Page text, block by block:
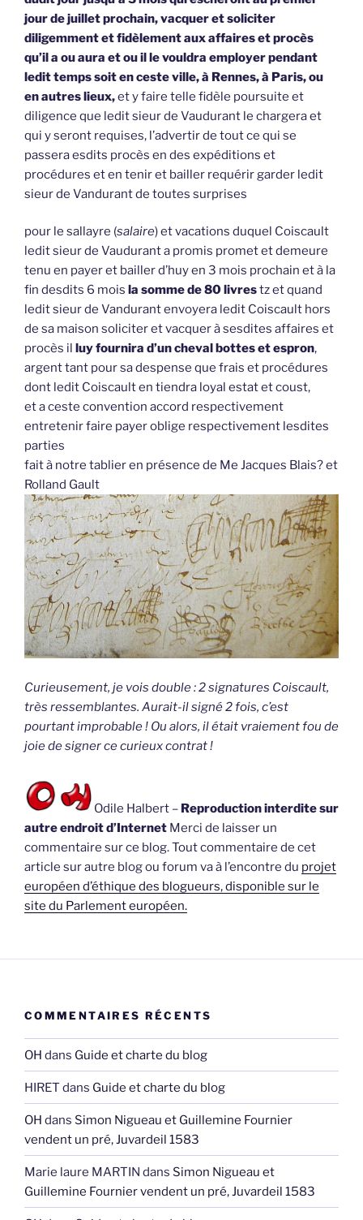
jour de juillet prochain, vacquer et soliciter
diligemment et fidèlement aux affaires et procès
qu’il a ou aura et ou il le vouldra employer pendant
ledit temps soit en ceste ville, à Rennes, à Paris, ou
en autres lieux,et y faire telle fidèle poursuite et
diligence que ledit sieur de Vaudurant le chargera et
qui y seront requises, l’advertir de tout ce qui se
passera esdits procès en des expéditions et
procédures et en tenir et bailler requérir garder ledit
sieur de Vandurant de toutes surprises
pour le sallayre (salaire) et vacations duquel Coiscault
ledit sieur de Vaudurant a promis promet et demeure
tenu en payer et bailler d’huy en 3 mois prochain et à la
fin desdits 6 mois la somme de 80 livrestz et quand
ledit sieur de Vandurant envoyera ledit Coiscault hors
de sa maison soliciter et vacquer à sesdites affaires et
procès il luy fournira d’un cheval bottes et espron,
argent tant pour sa despense que frais et procédures
dont ledit Coiscault en tiendra loyal estat et coust,
et a ceste convention accord respectivement
entretenir faire payer oblige respectivement lesdites
parties
fait à notre tablier en présence de Me Jacques Blais? et
Rolland Gault
Curieusement, je vois double : 2 signatures Coiscault,
très ressemblantes. Aurait-il signé 2 fois, c’est
pourtant improbable ! Ou alors, il était vraiement fou de
joie de signer ce curieux contrat !
Odile Halbert – Reproduction interdite sur
autre endroit d’Internet Merci de laisser un
commentaire sur ce blog. Tout commentaire de cet
article sur autre blog ou forum va à l’encontre du projet
européen d’éthique des blogueurs, disponible sur le
site du Parlement européen.
COMMENTAIRES RÉCENTS
OH dans Guide et charte du blog
HIRET dans Guide et charte du blog
OH dans Simon Nigueau et Guillemine Fournier
vendent un pré, Juvardeil 1583
Marie laure MARTIN dans Simon Nigueau et
Guillemine Fournier vendent un pré, Juvardeil 1583